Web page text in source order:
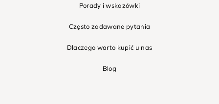
Porady i wskazówki
Często zadawane pytania
Dlaczego warto kupić u nas
Blog